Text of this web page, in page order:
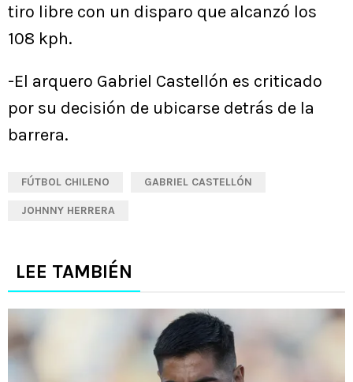
tiro libre con un disparo que alcanzó los
108 kph.
-El arquero Gabriel Castellón es criticado
por su decisión de ubicarse detrás de la
barrera.
FÚTBOL CHILENO GABRIEL CASTELLÓN
JOHNNY HERRERA
LEE TAMBIÉN